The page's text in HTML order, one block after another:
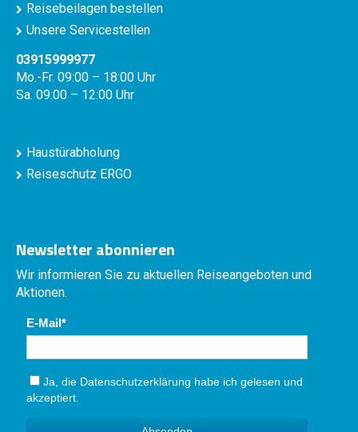
Reisebeilagen bestellen
Unsere Servicestellen
03915999977
Mo.-Fr. 09:00 – 18:00 Uhr
Sa. 09:00 – 12:00 Uhr
Haustürabholung
Reiseschutz ERGO
Newsletter abonnieren
Wir informieren Sie zu aktuellen Reiseangeboten und
Aktionen.
E-Mail
Ja, die Datenschutzerklärung habe ich gelesen und
akzeptiert.